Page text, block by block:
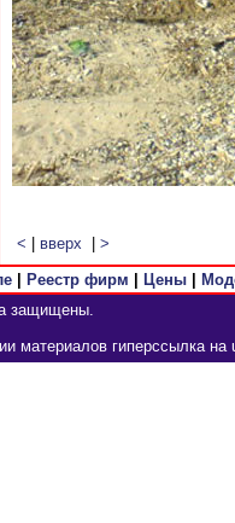
< вверх
>
| Реестр фирм Цены|
защищены.
материалов гиперссылка на